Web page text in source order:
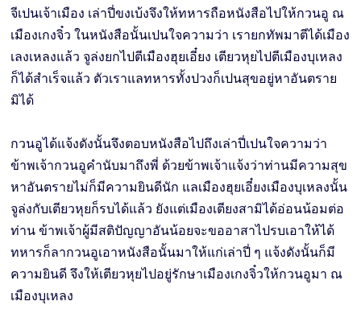
จีเปนเจ้าเมือง เล่าปี่ขงเบ้งจึงให้ทหารถือหนังสือไปให้กวนอู ณ
เมืองเกงจิ๋ว ในหนังสือนั้นเปนใจความว่า เรายกทัพมาตีได้เมือง
เลงเหลงแล้ว จูล่งยกไปตีเมืองฮุยเอี๋ยง เตียวหุยไปตีเมืองบุเหลง
ก็ได้สำเร็จแล้ว ตัวเราแลทหารทั้งปวงก็เปนสุขอยู่หาอันตราย
มิได้
กวนอูได้แจ้งดังนั้นจึงตอบหนังสือไปถึงเล่าปี่เปนใจความว่า
ข้าพเจ้ากวนอูคำนับมาถึงพี่ ด้วยข้าพเจ้าแจ้งว่าท่านมีความสุข
หาอันตรายไม่ก็มีความยินดีนัก แลเมืองฮุยเอี๋ยงเมืองบุเหลงนั้น
จูล่งกับเตียวหุยก็รบได้แล้ว ยังแต่เมืองเตียงสามิได้อ่อนน้อมต่อ
ท่าน ข้าพเจ้าผู้มีสติปัญญาอันน้อยจะขออาสาไปรบเอาให้ได้
ทหารก็ลากวนอูเอาหนังสือนั้นมาให้แก่เล่าปี่ ๆ แจ้งดังนั้นก็มี
ความยินดี จึงให้เตียวหุยไปอยู่รักษาเมืองเกงจิ๋วให้กวนอูมา ณ
เมืองบุเหลง